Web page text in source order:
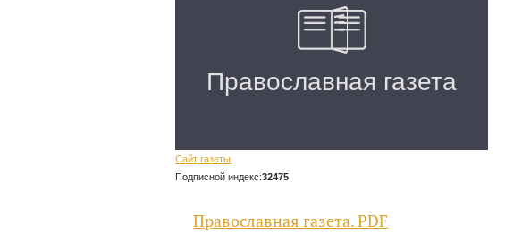
Сайт газеты
Подписной индекс:32475
Православная газета. PDF